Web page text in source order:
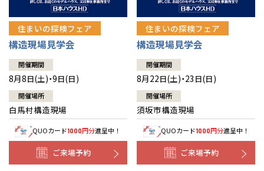
住まいの探検フェア
構造現場見学会
開催期間
8月8日(土)・9日(日)
開催場所
白馬村構造現場
QUOカード1000円分進呈中！
ご来場予約
住まいの探検フェア
構造現場見学会
開催期間
8月22日(土)・23日(日)
開催場所
須坂市構造現場
QUOカード1000円分進呈中！
ご来場予約